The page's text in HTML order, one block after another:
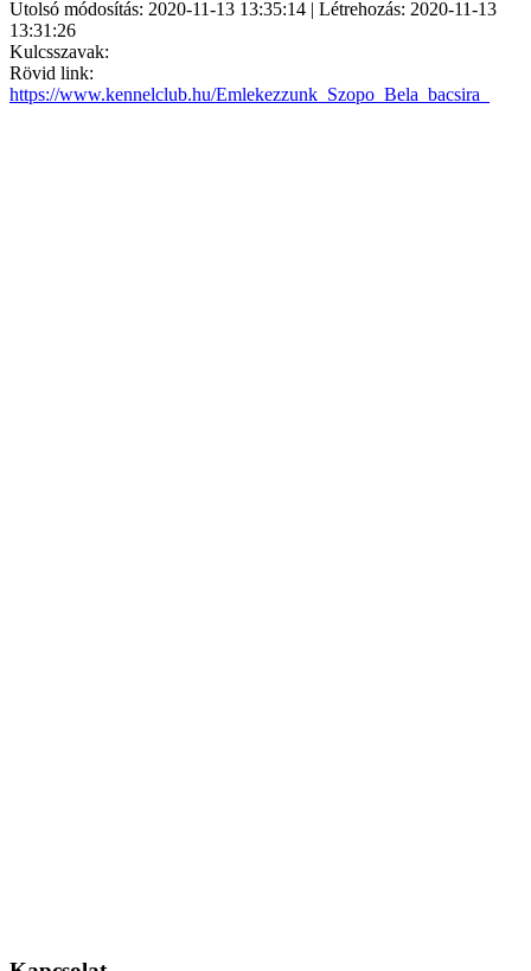
Utolsó módosítás: 2020-11-13 13:35:14 | Létrehozás: 2020-11-13
13:31:26
Kulcsszavak:
Rövid link:
https://www.kennelclub.hu/Emlekezzunk_Szopo_Bela_bacsira_